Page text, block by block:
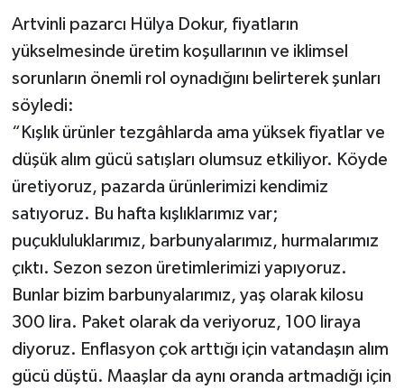
Artvinli pazarcı Hülya Dokur, fiyatların
yükselmesinde üretim koşullarının ve iklimsel
sorunların önemli rol oynadığını belirterek şunları
söyledi:
“Kışlık ürünler tezgâhlarda ama yüksek fiyatlar ve
düşük alım gücü satışları olumsuz etkiliyor. Köyde
üretiyoruz, pazarda ürünlerimizi kendimiz
satıyoruz. Bu hafta kışlıklarımız var;
puçukluluklarımız, barbunyalarımız, hurmalarımız
çıktı. Sezon sezon üretimlerimizi yapıyoruz.
Bunlar bizim barbunyalarımız, yaş olarak kilosu
300 lira. Paket olarak da veriyoruz, 100 liraya
diyoruz. Enflasyon çok arttığı için vatandaşın alım
gücü düştü. Maaşlar da aynı oranda artmadığı için